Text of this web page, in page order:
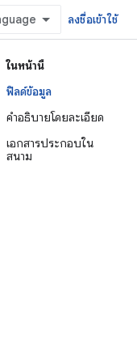
ลงชื่อเข้าใช้
ในหน้านี้
ฟิลด์ข้อมูล
คำอธิบายโดยละเอียด
เอกสารประกอบใน
สนาม